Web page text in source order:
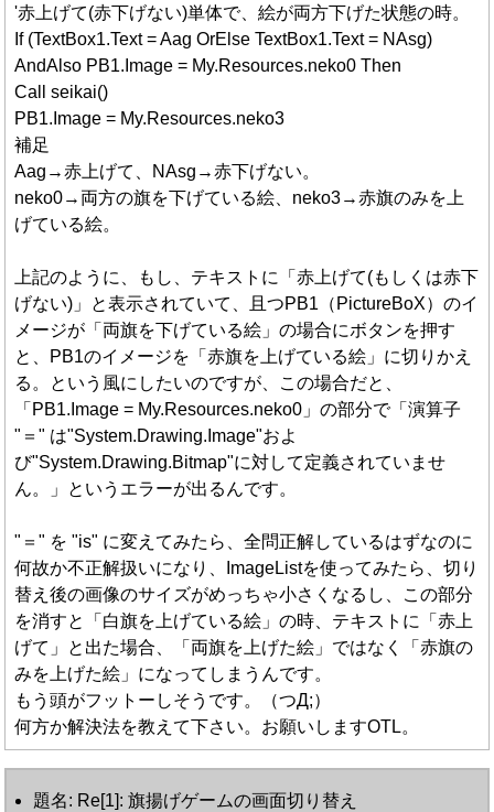
'赤上げて(赤下げない)単体で、絵が両方下げた状態の時。
If (TextBox1.Text = Aag OrElse TextBox1.Text = NAsg)
AndAlso PB1.Image = My.Resources.neko0 Then
Call seikai()
PB1.Image = My.Resources.neko3
補足
Aag→赤上げて、NAsg→赤下げない。
neko0→両方の旗を下げている絵、neko3→赤旗のみを上
げている絵。
上記のように、もし、テキストに「赤上げて(もしくは赤下
げない)」と表示されていて、且つPB1（PictureBoX）のイ
メージが「両旗を下げている絵」の場合にボタンを押す
と、PB1のイメージを「赤旗を上げている絵」に切りかえ
る。という風にしたいのですが、この場合だと、
「PB1.Image = My.Resources.neko0」の部分で「演算子
"＝" は"System.Drawing.Image"およ
び"System.Drawing.Bitmap"に対して定義されていませ
ん。」というエラーが出るんです。
"＝" を "is" に変えてみたら、全問正解しているはずなのに
何故か不正解扱いになり、ImageListを使ってみたら、切り
替え後の画像のサイズがめっちゃ小さくなるし、この部分
を消すと「白旗を上げている絵」の時、テキストに「赤上
げて」と出た場合、「両旗を上げた絵」ではなく「赤旗の
みを上げた絵」になってしまうんです。
もう頭がフットーしそうです。（つД;）
何方か解決法を教えて下さい。お願いしますOTL。
題名: Re[1]: 旗揚げゲームの画面切り替え